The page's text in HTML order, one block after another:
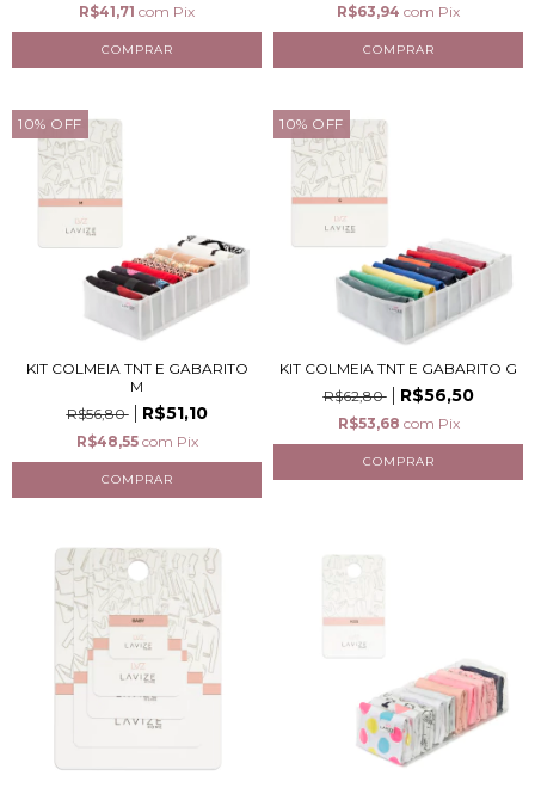
R$41,71 com Pix R$63,94 com Pix
10% OFF
KIT COLMEIA TNT E GABARITO
M
R$56,80
R$51,10
R$48,55 com Pix
10% OFF
KIT COLMEIA TNT E GABARITO G
R$62,80
R$56,50
R$53,68 com Pix